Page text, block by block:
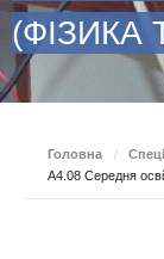
(ФІЗИКА
Головна /
A4.08 Середня